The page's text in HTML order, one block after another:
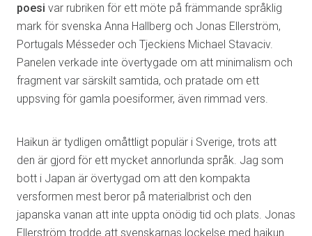
poesi var rubriken för ett möte på främmande språklig
mark för svenska Anna Hallberg och Jonas Ellerström,
Portugals Mésseder och Tjeckiens Michael Stavaciv.
Panelen verkade inte övertygade om att minimalism och
fragment var särskilt samtida, och pratade om ett
uppsving för gamla poesiformer, även rimmad vers.
Haikun är tydligen omåttligt populär i Sverige, trots att
den är gjord för ett mycket annorlunda språk. Jag som
bott i Japan är övertygad om att den kompakta
versformen mest beror på materialbrist och den
japanska vanan att inte uppta onödig tid och plats. Jonas
Ellerström trodde att svenskarnas lockelse med haikun